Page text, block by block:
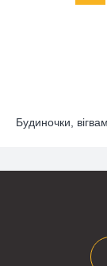
Будиночки,